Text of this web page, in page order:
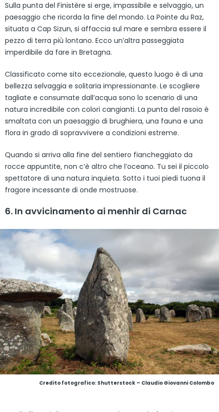
Sulla punta del Finistère si erge, impassibile e selvaggio, un
paesaggio che ricorda la fine del mondo. La Pointe du Raz,
situata a Cap Sizun, si affaccia sul mare e sembra essere il
pezzo di terra più lontano. Ecco un’altra passeggiata
imperdibile da fare in Bretagna.
Classificato come sito eccezionale, questo luogo è di una
bellezza selvaggia e solitaria impressionante. Le scogliere
tagliate e consumate dall’acqua sono lo scenario di una
natura incredibile con colori cangianti. La punta del rasoio è
smaltata con un paesaggio di brughiera, una fauna e una
flora in grado di sopravvivere a condizioni estreme.
Quando si arriva alla fine del sentiero fiancheggiato da
rocce appuntite, non c’è altro che l’oceano. Tu sei il piccolo
spettatore di una natura inquieta. Sotto i tuoi piedi tuona il
fragore incessante di onde mostruose.
6. In avvicinamento ai menhir di Carnac
Credito fotografico: Shutterstock – Claudio Giovanni Colombo